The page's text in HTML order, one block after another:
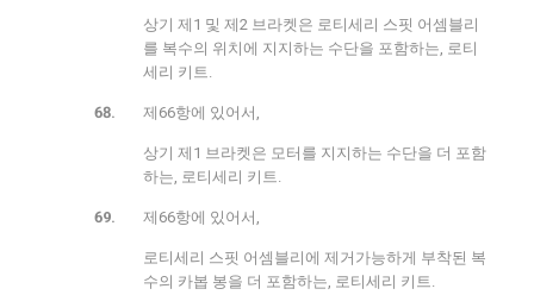
상기 제1 및 제2 브라켓은 로티세리 스핏 어셈블리
를 복수의 위치에 지지하는 수단을 포함하는, 로티
세리 키트.
제66항에 있어서,
상기 제1 브라켓은 모터를 지지하는 수단을 더 포함
하는, 로티세리 키트.
제66항에 있어서,
로티세리 스핏 어셈블리에 제거가능하게 부착된 복
수의 카봅 봉을 더 포함하는, 로티세리 키트.